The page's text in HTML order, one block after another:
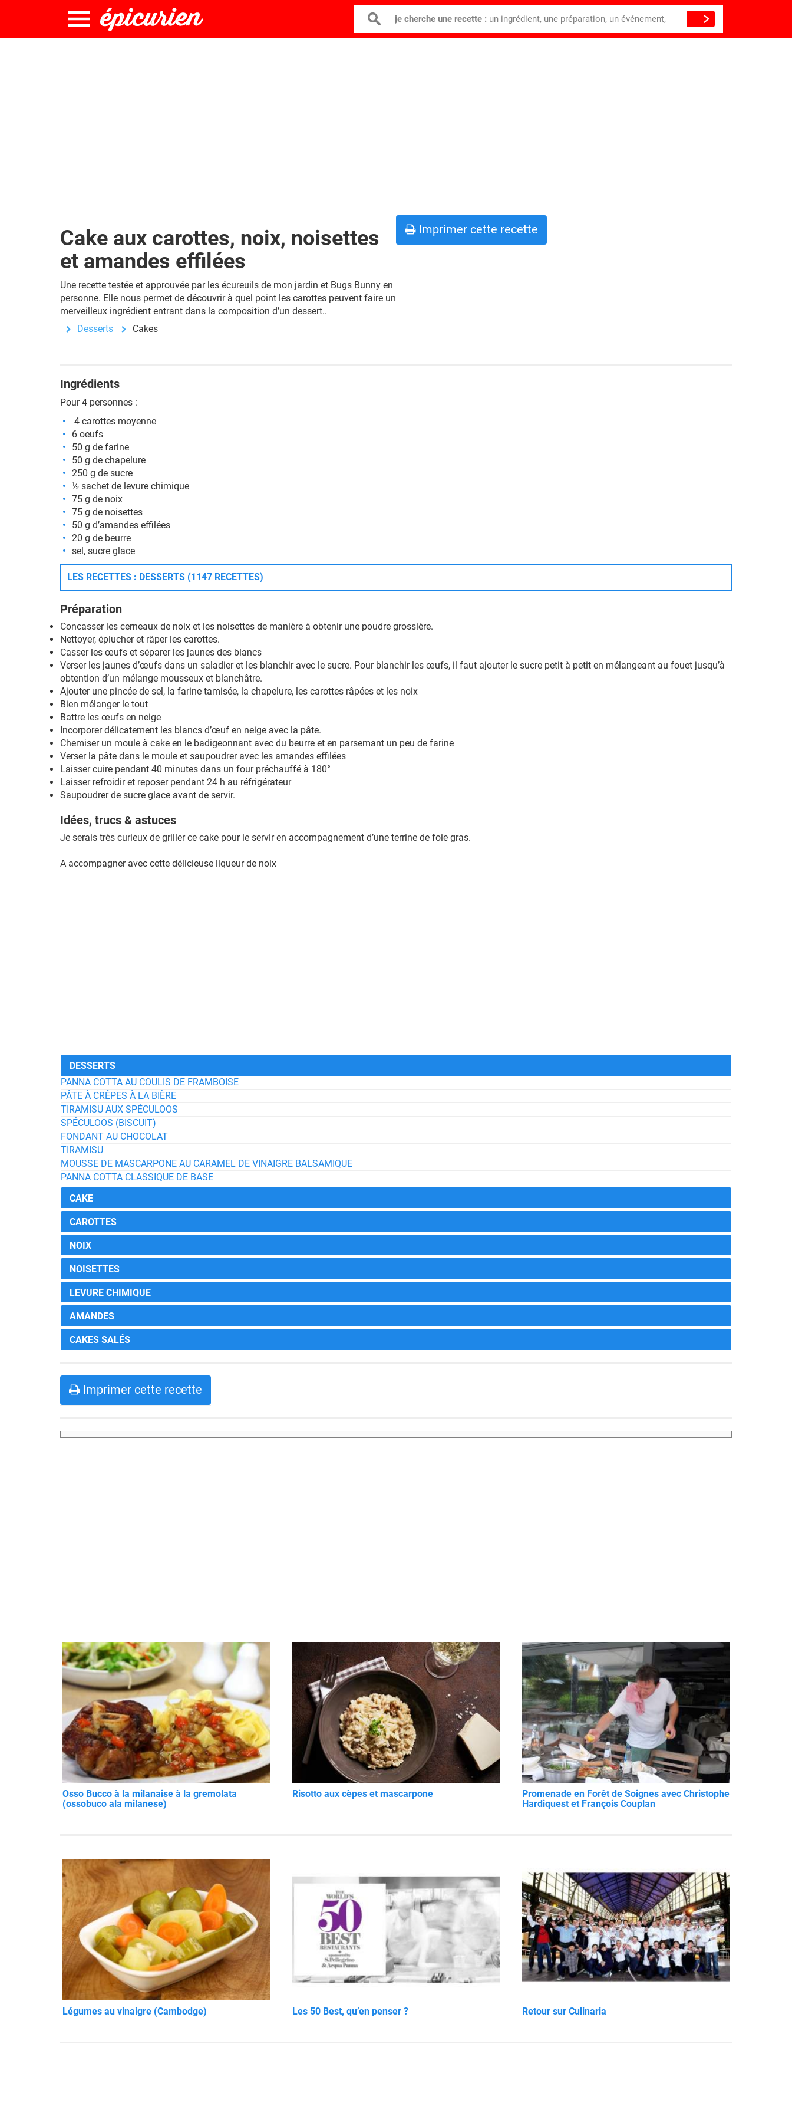
je cherche une recette : un ingrédient, une préparation, un événement,
Cake aux carottes, noix, noisettes
et amandes effilées
Une recette testée et approuvée par les écureuils de mon jardin et Bugs Bunny en
personne. Elle nous permet de découvrir à quel point les carottes peuvent faire un
merveilleux ingrédient entrant dans la composition d’un dessert..
Desserts
Cakes
Imprimer cette recette
Ingrédients
Pour 4 personnes :
4 carottes moyenne
6 oeufs
50 g de farine
50 g de chapelure
250 g de sucre
½ sachet de levure chimique
75 g de noix
75 g de noisettes
50 g d’amandes effilées
20 g de beurre
sel, sucre glace
LES RECETTES : DESSERTS (1147 RECETTES)
Préparation
Concasser les cerneaux de noix et les noisettes de manière à obtenir une poudre grossière.
Nettoyer, éplucher et râper les carottes.
Casser les œufs et séparer les jaunes des blancs
Verser les jaunes d’œufs dans un saladier et les blanchir avec le sucre. Pour blanchir les œufs, il faut ajouter le sucre petit à petit en mélangeant au fouet jusqu’à
obtention d’un mélange mousseux et blanchâtre.
Ajouter une pincée de sel, la farine tamisée, la chapelure, les carottes râpées et les noix
Bien mélanger le tout
Battre les œufs en neige
Incorporer délicatement les blancs d’œuf en neige avec la pâte.
Chemiser un moule à cake en le badigeonnant avec du beurre et en parsemant un peu de farine
Verser la pâte dans le moule et saupoudrer avec les amandes effilées
Laisser cuire pendant 40 minutes dans un four préchauffé à 180°
Laisser refroidir et reposer pendant 24 h au réfrigérateur
Saupoudrer de sucre glace avant de servir.
Idées, trucs & astuces
Je serais très curieux de griller ce cake pour le servir en accompagnement d’une terrine de foie gras.
A accompagner avec cette délicieuse liqueur de noix
DESSERTS
PANNA COTTA AU COULIS DE FRAMBOISE
PÂTE À CRÊPES À LA BIÈRE
TIRAMISU AUX SPÉCULOOS
SPÉCULOOS (BISCUIT)
FONDANT AU CHOCOLAT
TIRAMISU
MOUSSE DE MASCARPONE AU CARAMEL DE VINAIGRE BALSAMIQUE
PANNA COTTA CLASSIQUE DE BASE
CAKE
CAROTTES
NOIX
NOISETTES
LEVURE CHIMIQUE
AMANDES
CAKES SALÉS
Imprimer cette recette
Osso Bucco à la milanaise à la gremolata
(ossobuco ala milanese)
Risotto aux cèpes et mascarpone
Promenade en Forêt de Soignes avec Christophe
Hardiquest et François Couplan
Légumes au vinaigre (Cambodge) Les 50 Best, qu’en penser ? Retour sur Culinaria